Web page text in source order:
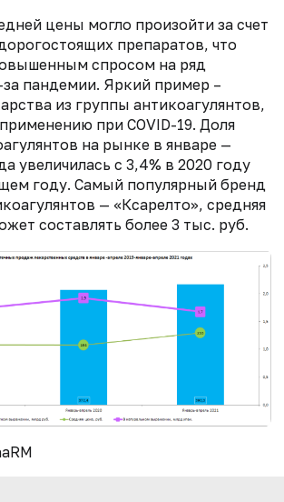
цены могло произойти за счет
препаратов, что
спросом на ряд
за пандемии. Яркий пример –
из группы антикоагулянтов,
при COVID-19. Доля
на рынке в январе —
увеличилась с 3,4% в 2020 году
году. Самый популярный бренд
— «Ксарелто», средняя
составлять более 3 тыс. руб.